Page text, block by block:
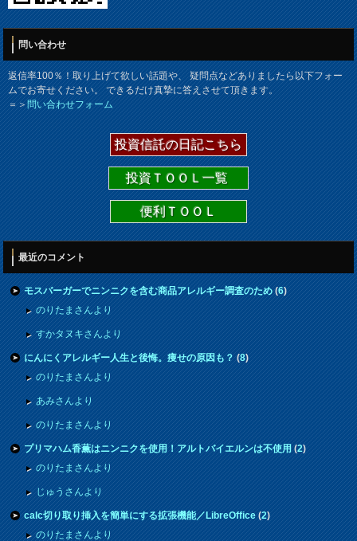
問い合わせ
返信率100％！取り上げて欲しい話題や、 疑問点などありましたら以下フォー
ムでお寄せください。 できるだけ真摯に答えさせて頂きます。
＝＞問い合わせフォーム
投資信託の日記こちら
投資ＴＯＯＬ一覧
便利ＴＯＯＬ
最近のコメント
モスバーガーでニンニクを含む商品アレルギー調査のため(6)
のりたまさんより
すかタヌキさんより
にんにくアレルギー人生と後悔。痩せの原因も？(8)
のりたまさんより
あみさんより
のりたまさんより
プリマハム香薫はニンニクを使用！アルトバイエルンは不使用(2)
のりたまさんより
じゅうさんより
calc切り取り挿入を簡単にする拡張機能／LibreOffice(2)
のりたまさんより